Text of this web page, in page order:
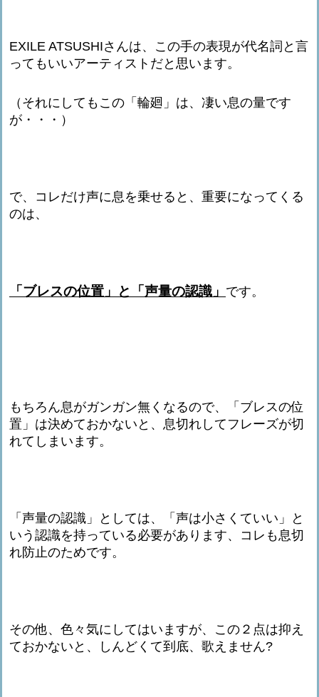
EXILE ATSUSHIさんは、この手の表現が代名詞と言
ってもいいアーティストだと思います。
（それにしてもこの「輪廻」は、凄い息の量です
が・・・）
で、コレだけ声に息を乗せると、重要になってくる
のは、
「ブレスの位置」と「声量の認識」 です。
もちろん息がガンガン無くなるので、「ブレスの位
置」は決めておかないと、息切れしてフレーズが切
れてしまいます。
「声量の認識」としては、「声は小さくていい」と
いう認識を持っている必要があります、コレも息切
れ防止のためです。
その他、色々気にしてはいますが、この２点は抑え
ておかないと、しんどくて到底、歌えません?